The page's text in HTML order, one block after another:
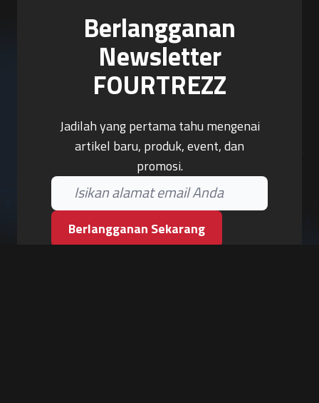
Berlangganan
Newsletter
FOURTREZZ
Jadilah yang pertama tahu mengenai
artikel baru, produk, event, dan
promosi.
Berlangganan Sekarang